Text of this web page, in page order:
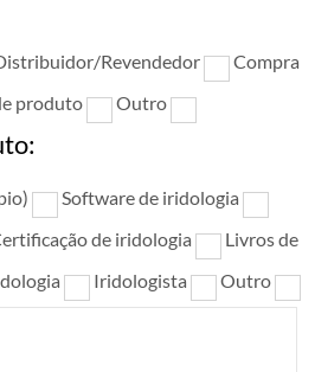
Revendedor
Compra
produto Outro
Software de iridologia
de iridologia
Livros de
Iridologista Outro